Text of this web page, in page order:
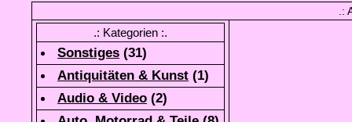
.:
.: Kategorien :.
Sonstiges (31)
Antiquitäten & Kunst (1)
Audio & Video (2)